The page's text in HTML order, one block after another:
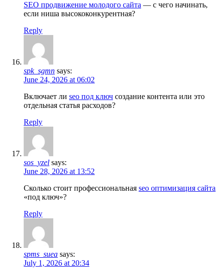
SEO продвижение молодого сайта — с чего начинать,
если ниша высококонкурентная?
Reply
spk_sgmn says:
June 24, 2026 at 06:02
Включает ли seo под ключ создание контента или это
отдельная статья расходов?
Reply
sos_yzel says:
June 28, 2026 at 13:52
Сколько стоит профессиональная seo оптимизация сайта
«под ключ»?
Reply
spms_suea says:
July 1, 2026 at 20:34